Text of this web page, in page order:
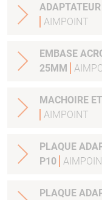
AIMPOINT
EMBASE
25MM
MACHOIRE
AIMPOINT
PLAQUE
P10
PLAQUE